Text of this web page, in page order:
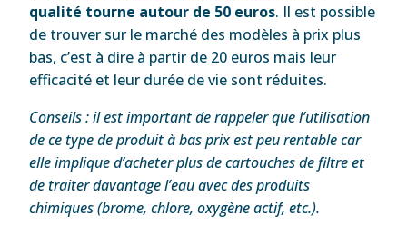
qualité tourne autour de 50 euros. Il est possible
de trouver sur le marché des modèles à prix plus
bas, c’est à dire à partir de 20 euros mais leur
efficacité et leur durée de vie sont réduites.
Conseils : il est important de rappeler que l’utilisation
de ce type de produit à bas prix est peu rentable car
elle implique d’acheter plus de cartouches de filtre et
de traiter davantage l’eau avec des produits
chimiques (brome, chlore, oxygène actif, etc.).